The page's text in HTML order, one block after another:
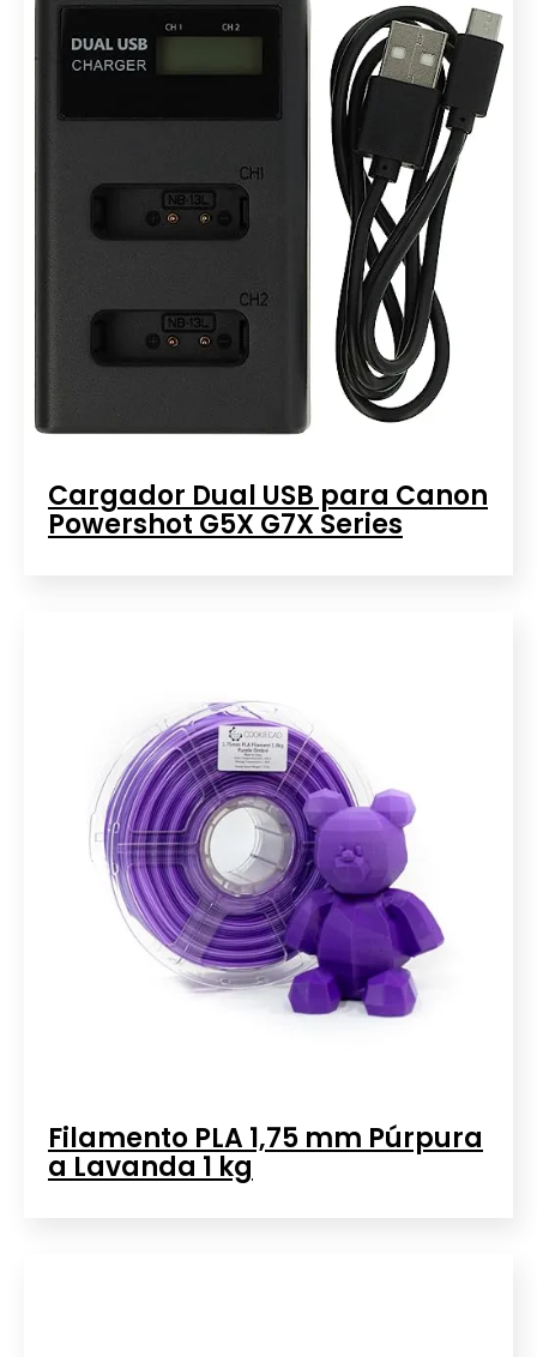
Cargador Dual USB para Canon
Powershot G5X G7X Series
Filamento PLA 1,75 mm Púrpura
a Lavanda 1 kg